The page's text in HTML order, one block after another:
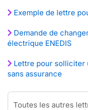
Exemple de lettre
Demande de
électrique ENEDIS
Lettre pour solliciter
sans assurance
Toutes les autres